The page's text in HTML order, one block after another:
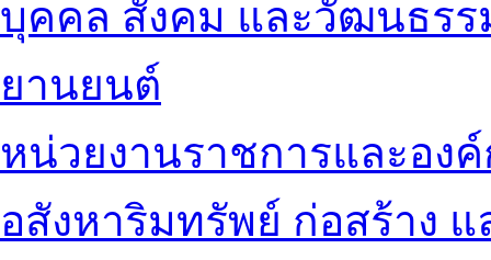
บุคคล สังคม และวัฒนธรร
ยานยนต์
หน่วยงานราชการและอง
อสังหาริมทรัพย์ ก่อสร้าง